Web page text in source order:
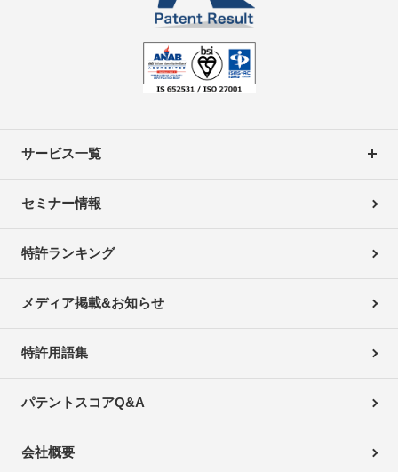
サービス一覧
セミナー情報
特許ランキング
メディア掲載&お知らせ
特許用語集
パテントスコアQ&A
会社概要